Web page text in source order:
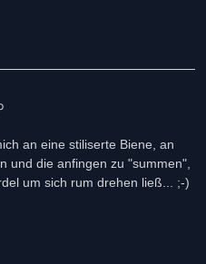
an eine stiliserte Biene, an
und die anfingen zu "summen",
um sich rum drehen ließ... ;-)